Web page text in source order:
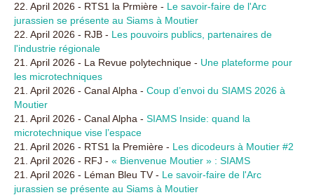
22. April 2026 - RTS1 la Prmière - Le savoir-faire de l'Arc
jurassien se présente au Siams à Moutier
22. April 2026 - RJB - Les pouvoirs publics, partenaires de
l'industrie régionale
21. April 2026 - La Revue polytechnique - Une plateforme pour
les microtechniques
21. April 2026 - Canal Alpha - Coup d’envoi du SIAMS 2026 à
Moutier
21. April 2026 - Canal Alpha - SIAMS Inside: quand la
microtechnique vise l’espace
21. April 2026 - RTS1 la Première - Les dicodeurs à Moutier #2
21. April 2026 - RFJ - « Bienvenue Moutier » : SIAMS
21. April 2026 - Léman Bleu TV - Le savoir-faire de l'Arc
jurassien se présente au Siams à Moutier